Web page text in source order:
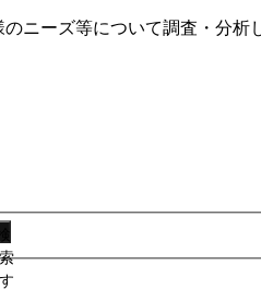
ニーズ等について調査・分
索
す